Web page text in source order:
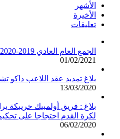
الأشهر
الأخيرة
تعليقات
الجمع العام العادي 2019-2020 : التقرير الادبي والتقرير المالي
01/02/2021
بلاغ تمديد عقد اللاعب داكو
13/03/2020
بلاغ : فريق أولمبيك خريبكة
لكرة القدم احتجاجا على
06/02/2020